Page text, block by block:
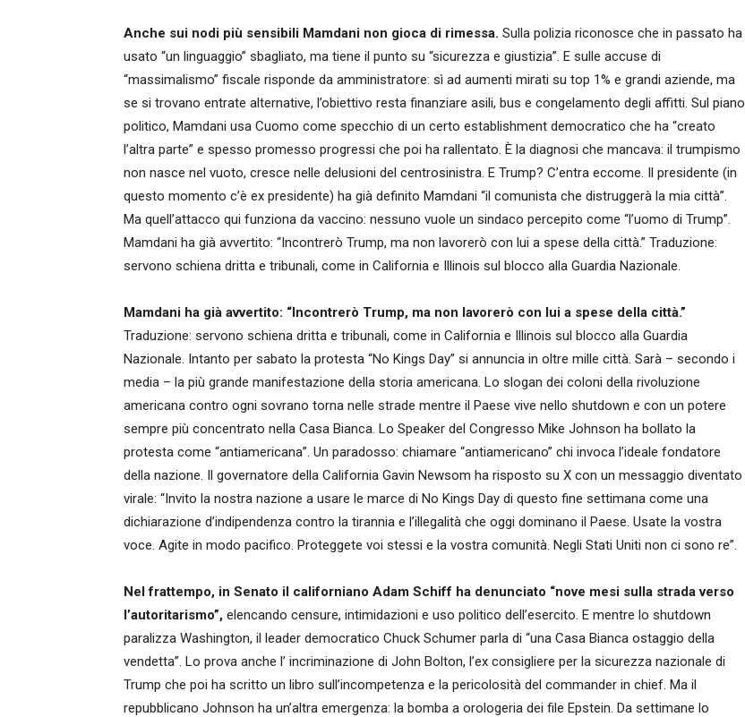
Anche sui nodi più sensibili Mamdani non gioca di rimessa. Sulla polizia riconosce che in passato ha
usato “un linguaggio” sbagliato, ma tiene il punto su “sicurezza e giustizia”. E sulle accuse di
“massimalismo” fiscale risponde da amministratore: sì ad aumenti mirati su top 1% e grandi aziende, ma
se si trovano entrate alternative, l’obiettivo resta finanziare asili, bus e congelamento degli affitti. Sul piano
politico, Mamdani usa Cuomo come specchio di un certo establishment democratico che ha “creato
l’altra parte” e spesso promesso progressi che poi ha rallentato. È la diagnosi che mancava: il trumpismo
non nasce nel vuoto, cresce nelle delusioni del centrosinistra. E Trump? C’entra eccome. Il presidente (in
questo momento c’è ex presidente) ha già definito Mamdani “il comunista che distruggerà la mia città”.
Ma quell’attacco qui funziona da vaccino: nessuno vuole un sindaco percepito come “l’uomo di Trump”.
Mamdani ha già avvertito: “Incontrerò Trump, ma non lavorerò con lui a spese della città.” Traduzione:
servono schiena dritta e tribunali, come in California e Illinois sul blocco alla Guardia Nazionale.
Mamdani ha già avvertito: “Incontrerò Trump, ma non lavorerò con lui a spese della città.”
Traduzione: servono schiena dritta e tribunali, come in California e Illinois sul blocco alla Guardia
Nazionale. Intanto per sabato la protesta “No Kings Day” si annuncia in oltre mille città. Sarà – secondo i
media – la più grande manifestazione della storia americana. Lo slogan dei coloni della rivoluzione
americana contro ogni sovrano torna nelle strade mentre il Paese vive nello shutdown e con un potere
sempre più concentrato nella Casa Bianca. Lo Speaker del Congresso Mike Johnson ha bollato la
protesta come “antiamericana”. Un paradosso: chiamare “antiamericano” chi invoca l’ideale fondatore
della nazione. Il governatore della California Gavin Newsom ha risposto su X con un messaggio diventato
virale: “Invito la nostra nazione a usare le marce di No Kings Day di questo fine settimana come una
dichiarazione d’indipendenza contro la tirannia e l’illegalità che oggi dominano il Paese. Usate la vostra
voce. Agite in modo pacifico. Proteggete voi stessi e la vostra comunità. Negli Stati Uniti non ci sono re”.
Nel frattempo, in Senato il californiano Adam Schiff ha denunciato “nove mesi sulla strada verso
l’autoritarismo”, elencando censure, intimidazioni e uso politico dell’esercito. E mentre lo shutdown
paralizza Washington, il leader democratico Chuck Schumer parla di “una Casa Bianca ostaggio della
vendetta”. Lo prova anche l’ incriminazione di John Bolton, l’ex consigliere per la sicurezza nazionale di
Trump che poi ha scritto un libro sull’incompetenza e la pericolosità del commander in chief. Ma il
repubblicano Johnson ha un’altra emergenza: la bomba a orologeria dei file Epstein. Da settimane lo